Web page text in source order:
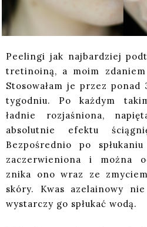
Peelingi jak najbardziej
tretinoiną, a moim
Stosowałam je przez
tygodniu. Po każdym
ładnie rozjaśniona,
absolutnie efektu
Bezpośrednio po
zaczerwieniona i można
znika ono wraz ze
skóry. Kwas azelainowy
wystarczy go spłukać wodą.